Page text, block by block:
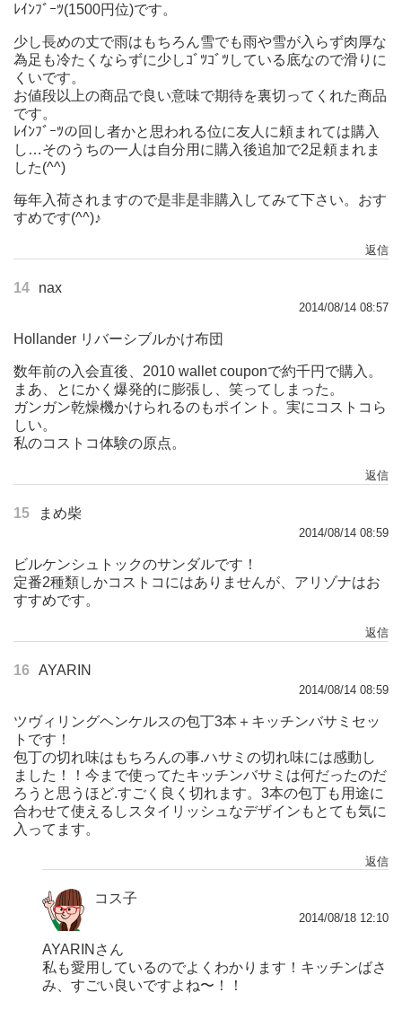
ﾚｲﾝﾌﾞｰﾂ(1500円位)です。
少し長めの丈で雨はもちろん雪でも雨や雪が入らず肉厚な
為足も冷たくならずに少しｺﾞﾂｺﾞﾂしている底なので滑りに
くいです。
お値段以上の商品で良い意味で期待を裏切ってくれた商品
です。
ﾚｲﾝﾌﾞｰﾂの回し者かと思われる位に友人に頼まれては購入
し…そのうちの一人は自分用に購入後追加で2足頼まれま
した(^^)
毎年入荷されますので是非是非購入してみて下さい。おす
すめです(^^)♪
返信
14 nax
2014/08/14 08:57
Hollander リバーシブルかけ布団
数年前の入会直後、2010 wallet couponで約千円で購入。
まあ、とにかく爆発的に膨張し、笑ってしまった。
ガンガン乾燥機かけられるのもポイント。実にコストコら
しい。
私のコストコ体験の原点。
返信
15 まめ柴
2014/08/14 08:59
ビルケンシュトックのサンダルです！
定番2種類しかコストコにはありませんが、アリゾナはお
すすめです。
返信
16 AYARIN
2014/08/14 08:59
ツヴィリングヘンケルスの包丁3本＋キッチンバサミセッ
トです！
包丁の切れ味はもちろんの事.ハサミの切れ味には感動し
ました！！今まで使ってたキッチンバサミは何だったのだ
ろうと思うほど.すごく良く切れます。3本の包丁も用途に
合わせて使えるしスタイリッシュなデザインもとても気に
入ってます。
返信
コス子
2014/08/18 12:10
AYARINさん
私も愛用しているのでよくわかります！キッチンばさ
み、すごい良いですよね〜！！